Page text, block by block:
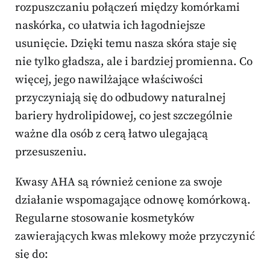
rozpuszczaniu połączeń między komórkami
naskórka, co ułatwia ich łagodniejsze
usunięcie. Dzięki temu nasza skóra staje się
nie tylko gładsza, ale i bardziej promienna. Co
więcej, jego nawilżające właściwości
przyczyniają się do odbudowy naturalnej
bariery hydrolipidowej, co jest szczególnie
ważne dla osób z cerą łatwo ulegającą
przesuszeniu.
Kwasy AHA są również cenione za swoje
działanie wspomagające odnowę komórkową.
Regularne stosowanie kosmetyków
zawierających kwas mlekowy może przyczynić
się do: